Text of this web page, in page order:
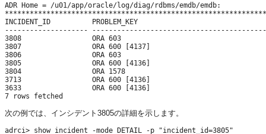
ADR Home = /u01/app/oracle/log/diag/rdbms/emdb/emdb:
INCIDENT_ID          PROBLEM_KEY
--------------------
3808                 ORA 603
3807                 ORA 600 [4137]
3806                 ORA 603
3805                 ORA 600 [4136]
3804                 ORA 1578
3713                 ORA 600 [4136]
3633                 ORA 600 [4136]
次の例では、インシデント3805の詳細を示します。